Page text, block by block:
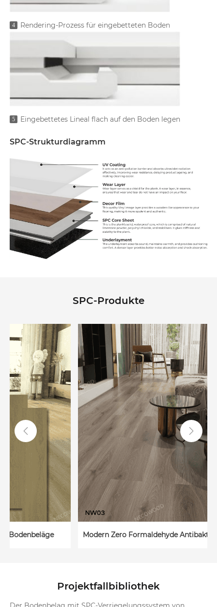
4 Rendering-Prozess für eingebetteten Boden
5 Eingebettetes Lineal flach auf den Boden legen
SPC-Strukturdiagramm
SPC-Produkte
Modern Zero Formaldehyde Antibakterielle Spc Bodenbelag
 
Projektfallbibliothek